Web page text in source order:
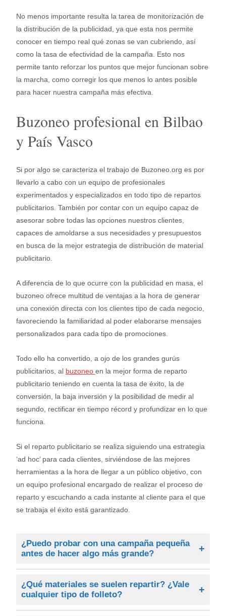
No menos importante resulta la tarea de monitorización de
la distribución de la publicidad, ya que esta nos permite
conocer en tiempo real qué zonas se van cubriendo, así
como la tasa de efectividad de la campaña. Esto nos
permite tanto reforzar los puntos que mejor funcionan sobre
la marcha, como corregir los que menos lo antes posible
para hacer nuestra campaña más efectiva.
Buzoneo profesional en Bilbao
y País Vasco
Si por algo se caracteriza el trabajo de Buzoneo.org es por
llevarlo a cabo con un equipo de profesionales
experimentados y especializados en todo tipo de repartos
publicitarios. También por contar con un equipo capaz de
asesorar sobre todas las opciones nuestros clientes,
capaces de amoldarse a sus necesidades y presupuestos
en busca de la mejor estrategia de distribución de material
publicitario.
A diferencia de lo que ocurre con la publicidad en masa, el
buzoneo ofrece multitud de ventajas a la hora de generar
una conexión directa con los clientes tipo de cada negocio,
favoreciendo la familiaridad al poder elaborarse mensajes
personalizados para cada tipo de promociones.
Todo ello ha convertido, a ojo de los grandes gurús
publicitarios, al buzoneo en la mejor forma de reparto
publicitario teniendo en cuenta la tasa de éxito, la de
conversión, la baja inversión y la posibilidad de medir al
segundo, rectificar en tiempo récord y profundizar en lo que
funciona.
Si el reparto publicitario se realiza siguiendo una estrategia
‘ad hoc’ para cada clientes, sirviéndose de las mejores
herramientas a la hora de llegar a un público objetivo, con
un equipo profesional encargado de realizar el proceso de
reparto y escuchando a cada instante al cliente para el que
se trabaja el éxito está garantizado.
¿Puedo probar con una campaña pequeña
antes de hacer algo más grande?
Sí, puede empezar con una campaña pequeña para
evaluar los resultados. Si esta es efectiva, podrá
escalarla progresivamente sin necesidad de realizar
una gran inversión inicial.
¿Qué materiales se suelen repartir? ¿Vale
cualquier tipo de folleto?
Se suelen repartir folletos, catálogos, promociones,